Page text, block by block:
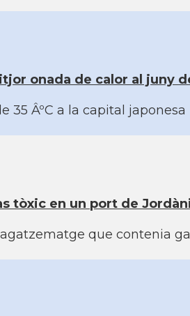
onada de calor al juny
35 ÂºC a la capital
tòxic en un port de
que contenia